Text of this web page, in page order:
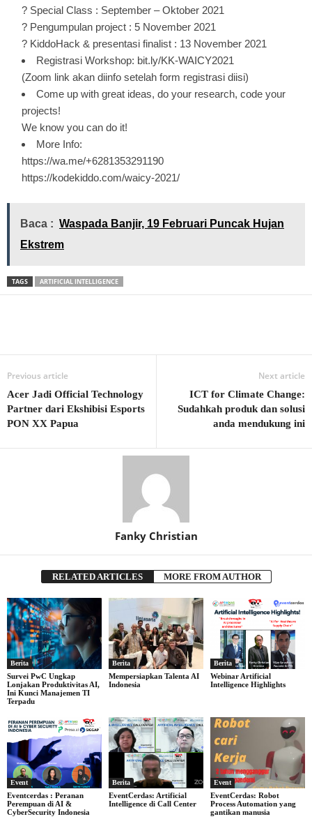
? Special Class : September – Oktober 2021
? Pengumpulan project : 5 November 2021
? KiddoHack & presentasi finalist : 13 November 2021
Registrasi Workshop: bit.ly/KK-WAICY2021
(Zoom link akan diinfo setelah form registrasi diisi)
Come up with great ideas, do your research, code your
projects!
We know you can do it!
More Info:
https://wa.me/+6281353291190
https://kodekiddo.com/waicy-2021/
Baca : Waspada Banjir, 19 Februari Puncak Hujan
Ekstrem
TAGS ARTIFICIAL INTELLIGENCE
Previous article
Acer Jadi Official Technology
Partner dari Ekshibisi Esports
PON XX Papua
Next article
ICT for Climate Change:
Sudahkah produk dan solusi
anda mendukung ini
Fanky Christian
RELATED ARTICLES MORE FROM AUTHOR
Berita
Survei PwC Ungkap
Lonjakan Produktivitas AI,
Ini Kunci Manajemen TI
Terpadu
Berita
Mempersiapkan Talenta AI
Indonesia
Berita
Webinar Artificial
Intelligence Highlights
Event
Eventcerdas : Peranan
Perempuan di AI &
CyberSecurity Indonesia
Berita
EventCerdas: Artificial
Intelligence di Call Center
Event
EventCerdas: Robot
Process Automation yang
gantikan manusia